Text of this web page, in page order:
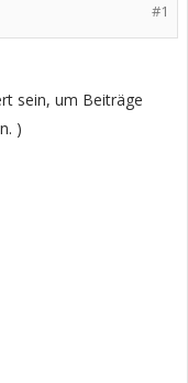
#1
sein, um Beiträge
)